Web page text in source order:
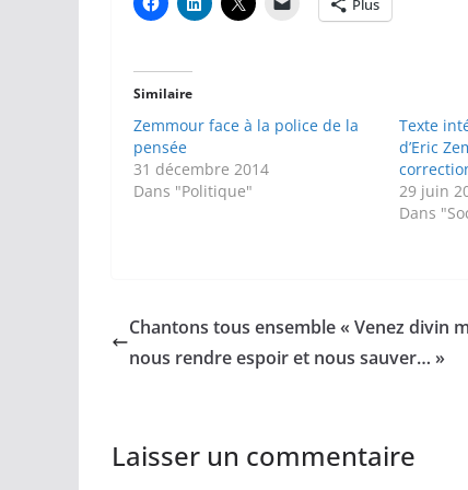
Plus
Similaire
Zemmour face à la police de la
pensée
31 décembre 2014
Dans "Politique"
Texte
d’Eric
29 juin
Dans
Chantons tous ensemble « Venez divin
nous rendre espoir et nous sauver… »
Laisser un commentaire